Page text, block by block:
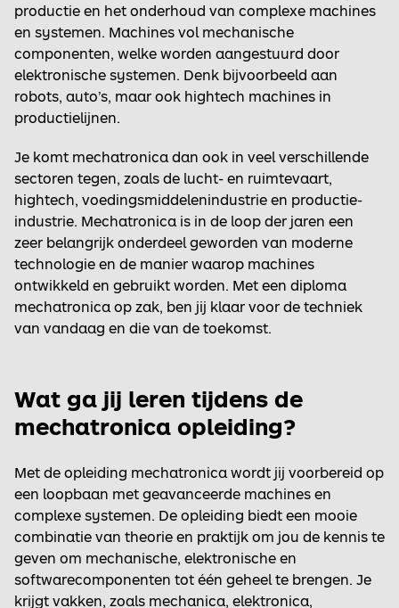
productie en het onderhoud van complexe machines
en systemen. Machines vol mechanische
componenten, welke worden aangestuurd door
elektronische systemen. Denk bijvoorbeeld aan
robots, auto’s, maar ook hightech machines in
productielijnen.
Je komt mechatronica dan ook in veel verschillende
sectoren tegen, zoals de lucht- en ruimtevaart,
hightech, voedingsmiddelenindustrie en productie-
industrie. Mechatronica is in de loop der jaren een
zeer belangrijk onderdeel geworden van moderne
technologie en de manier waarop machines
ontwikkeld en gebruikt worden. Met een diploma
mechatronica op zak, ben jij klaar voor de techniek
van vandaag en die van de toekomst.
Wat ga jij leren tijdens de
mechatronica opleiding?
Met de opleiding mechatronica wordt jij voorbereid op
een loopbaan met geavanceerde machines en
complexe systemen. De opleiding biedt een mooie
combinatie van theorie en praktijk om jou de kennis te
geven om mechanische, elektronische en
softwarecomponenten tot één geheel te brengen. Je
krijgt vakken, zoals mechanica, elektronica,